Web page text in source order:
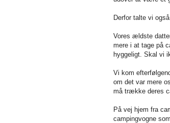
Derfor talte vi
Vores ældste
mere i at tage på
hyggeligt. Skal vi
Vi kom
om det var mere
må trække deres
På vej hjem fra
campingvogne